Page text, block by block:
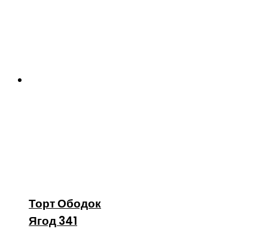
Торт Ободок
Ягод 341